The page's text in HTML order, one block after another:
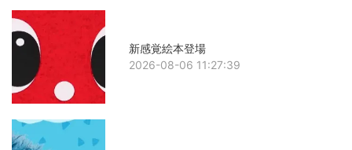
新感覚絵本登場
2026-08-06 11:27:39